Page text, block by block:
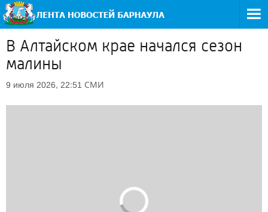
В Алтайском крае начался сезон
малины
9 июля 2026, 22:51 СМИ